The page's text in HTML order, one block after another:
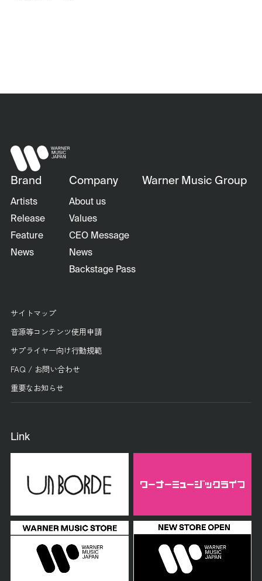
Brand
Artists
Release
Feature
News
Company
About us
Values
CEO Message
News
Backstage Pass
Warner Music Group
サイトマップ
音源等コンテンツ使用申請
サプライヤー向け行動規範
FAQ / お問い合わせ
重要なお知らせ
Link